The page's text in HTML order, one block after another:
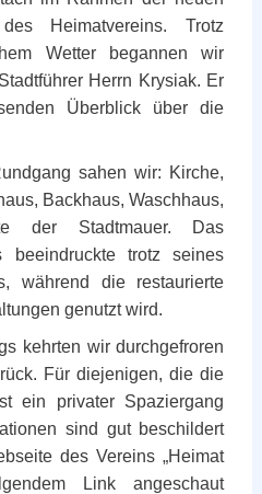
des Heimatvereins. Trotz
Wetter begannen wir
Herrn Krysiak. Er
Überblick über die
sahen wir: Kirche,
Backhaus, Waschhaus,
der Stadtmauer. Das
beeindruckte trotz seines
während die restaurierte
genutzt wird.
kehrten wir durchgefroren
Für diejenigen, die die
ein privater Spaziergang
sind gut beschildert
des Vereins „Heimat
Link angeschaut